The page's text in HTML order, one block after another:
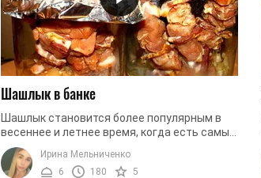
Шашлык в банке
Шашлык становится более популярным в
весеннее и летнее время, когда есть самые
лучшие условия для выезда на природу. Но
это не значит. что вкуснейшее ...
Ирина Мельниченко
6
180 5